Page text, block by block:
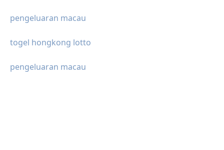
pengeluaran macau
togel hongkong lotto
pengeluaran macau